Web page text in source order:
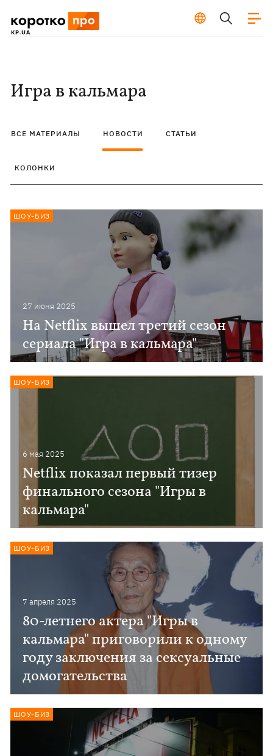
Игра в кальмара
ВСЕ МАТЕРИАЛЫ НОВОСТИ СТАТЬИ
КОЛОНКИ
27 июня 2025
На Netflix вышел третий сезон
сериала "Игра в кальмара"
ШОУ-БИЗ
6 мая 2025
Netflix показал первый тизер
финального сезона "Игры в
кальмара"
ШОУ-БИЗ
7 апреля 2025
80-летнего актера "Игры в
кальмара" приговорили к одному
году заключения за сексуальные
домогательства
ШОУ-БИЗ
ШОУ-БИЗ